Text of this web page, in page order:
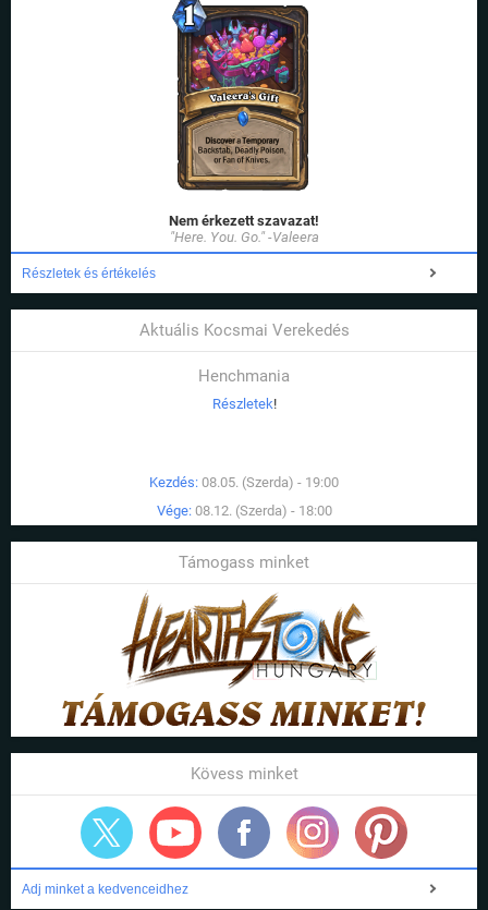
Nem érkezett szavazat!
"Here. You. Go." -Valeera
Részletek és értékelés
Aktuális Kocsmai Verekedés
Henchmania
Részletek!
Kezdés: 08.05. (Szerda) - 19:00
Vége: 08.12. (Szerda) - 18:00
Támogass minket
Kövess minket
Adj minket a kedvenceidhez